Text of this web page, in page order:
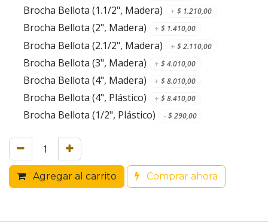
Brocha Bellota (1.1/2", Madera) + $ 1.210,00
Brocha Bellota (2", Madera) + $ 1.410,00
Brocha Bellota (2.1/2", Madera) + $2.110,00
Brocha Bellota (3", Madera) + $4.010,00
Brocha Bellota (4", Madera) + $8.010,00
Brocha Bellota (4", Plástico) + $8.410,00
Brocha Bellota (1/2", Plástico) - $290,00
Agregar al carrito Comprar ahora